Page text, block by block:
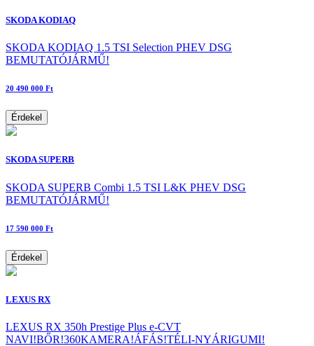
SKODA KODIAQ
SKODA KODIAQ 1.5 TSI Selection PHEV DSG
BEMUTATÓJÁRMŰ!
20 490 000 Ft
Érdekel
SKODA SUPERB
SKODA SUPERB Combi 1.5 TSI L&K PHEV DSG
BEMUTATÓJÁRMŰ!
17 590 000 Ft
Érdekel
LEXUS RX
LEXUS RX 350h Prestige Plus e-CVT
NAVI!BŐR!360KAMERA!ÁFÁS!TÉLI-NYÁRIGUMI!